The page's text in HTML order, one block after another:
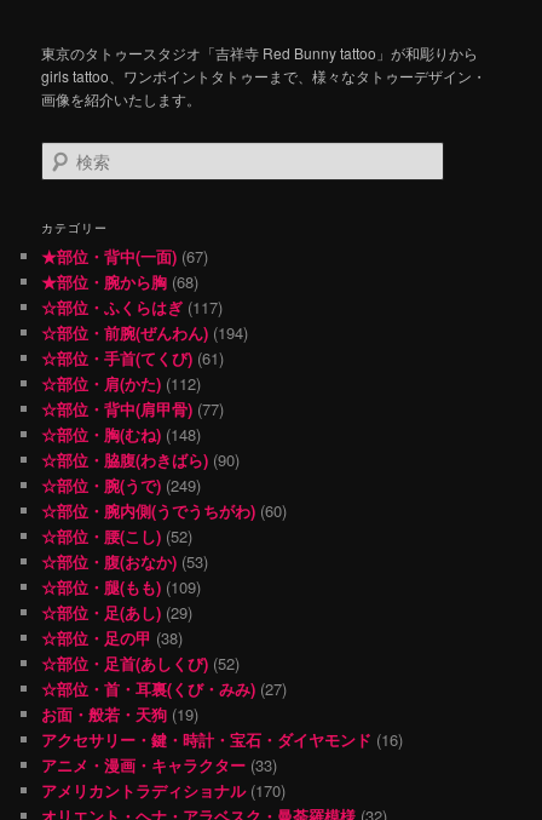
東京のタトゥースタジオ「吉祥寺 Red Bunny tattoo」が和彫りから
girls tattoo、ワンポイントタトゥーまで、様々なタトゥーデザイン・
画像を紹介いたします。
検
索
カテゴリー
★部位・背中(一面) (67)
★部位・腕から胸 (68)
☆部位・ふくらはぎ (117)
☆部位・前腕(ぜんわん) (194)
☆部位・手首(てくび) (61)
☆部位・肩(かた) (112)
☆部位・背中(肩甲骨) (77)
☆部位・胸(むね) (148)
☆部位・脇腹(わきばら) (90)
☆部位・腕(うで) (249)
☆部位・腕内側(うでうちがわ) (60)
☆部位・腰(こし) (52)
☆部位・腹(おなか) (53)
☆部位・腿(もも) (109)
☆部位・足(あし) (29)
☆部位・足の甲 (38)
☆部位・足首(あしくび) (52)
☆部位・首・耳裏(くび・みみ) (27)
お面・般若・天狗 (19)
アクセサリー・鍵・時計・宝石・ダイヤモンド (16)
アニメ・漫画・キャラクター (33)
アメリカントラディショナル(170)